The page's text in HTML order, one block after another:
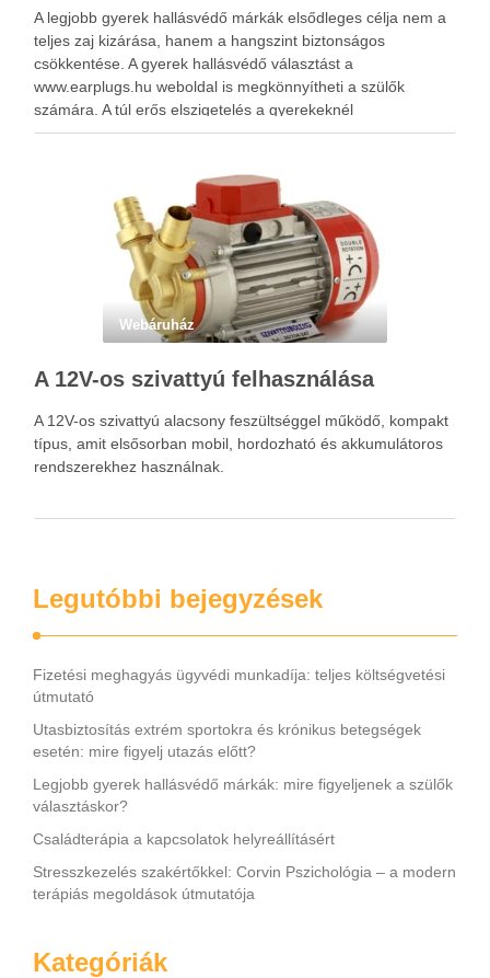
A legjobb gyerek hallásvédő márkák elsődleges célja nem a
teljes zaj kizárása, hanem a hangszint biztonságos
csökkentése. A gyerek hallásvédő választást a
www.earplugs.hu weboldal is megkönnyítheti a szülők
számára. A túl erős elszigetelés a gyerekeknél
kényelmetlenséget, félelmet vagy dezorientáltságot is
Webáruház
A 12V-os szivattyú felhasználása
A 12V-os szivattyú alacsony feszültséggel működő, kompakt
típus, amit elsősorban mobil, hordozható és akkumulátoros
rendszerekhez használnak.
Legutóbbi bejegyzések
Fizetési meghagyás ügyvédi munkadíja: teljes költségvetési
útmutató
Utasbiztosítás extrém sportokra és krónikus betegségek
esetén: mire figyelj utazás előtt?
Legjobb gyerek hallásvédő márkák: mire figyeljenek a szülők
választáskor?
Családterápia a kapcsolatok helyreállításért
Stresszkezelés szakértőkkel: Corvin Pszichológia – a modern
terápiás megoldások útmutatója
Kategóriák